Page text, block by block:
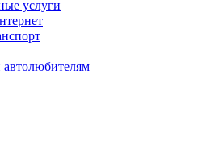
услуги